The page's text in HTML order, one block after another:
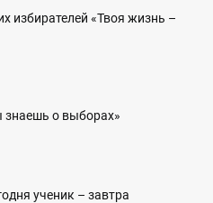
избирателей «Твоя жизнь –
знаешь о выборах»
ученик – завтра